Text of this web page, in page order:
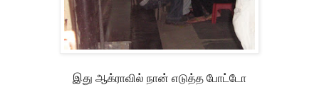
இது ஆக்ராவில் நான் எடுத்த போட்டோ